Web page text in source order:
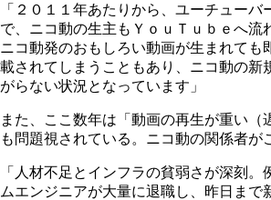
「２０１１年あたりから、ユーチューバ
で、ニコ動の生主もＹｏｕＴｕｂｅへ流
ニコ動発のおもしろい動画が生まれても
載されてしまうこともあり、ニコ動の新
がらない状況となっています」
また、ここ数年は「動画の再生が重い（
も問題視されている。ニコ動の関係者が
「人材不足とインフラの貧弱さが深刻。
ムエンジニアが大量に退職し、昨日まで